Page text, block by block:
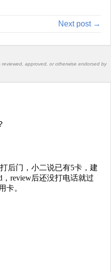
Next post →
approved, or otherwise endorsed by